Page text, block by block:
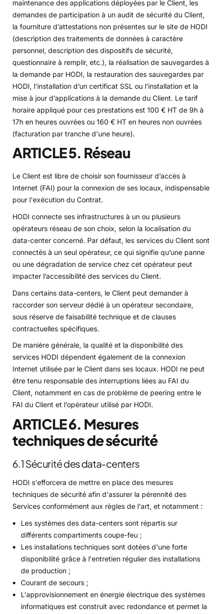
maintenance des applications déployées par le Client, les
demandes de participation à un audit de sécurité du Client,
la fourniture d’attestations non présentes sur le site de HODI
(description des traitements de données à caractère
personnel, description des dispositifs de sécurité,
questionnaire à remplir, etc.), la réalisation de sauvegardes à
la demande par HODI, la restauration des sauvegardes par
HODI, l’installation d’un certificat SSL ou l’installation et la
mise à jour d’applications à la demande du Client. Le tarif
horaire appliqué pour ces prestations est 100 € HT de 9h à
17h en heures ouvrées ou 160 € HT en heures non ouvrées
(facturation par tranche d'une heure).
ARTICLE 5. Réseau
Le Client est libre de choisir son fournisseur d’accès à
Internet (FAI) pour la connexion de ses locaux, indispensable
pour l'exécution du Contrat.
HODI connecte ses infrastructures à un ou plusieurs
opérateurs réseau de son choix, selon la localisation du
data-center concerné. Par défaut, les services du Client sont
connectés à un seul opérateur, ce qui signifie qu’une panne
ou une dégradation de service chez cet opérateur peut
impacter l’accessibilité des services du Client.
Dans certains data-centers, le Client peut demander à
raccorder son serveur dédié à un opérateur secondaire,
sous réserve de faisabilité technique et de clauses
contractuelles spécifiques.
De manière générale, la qualité et la disponibilité des
services HODI dépendent également de la connexion
Internet utilisée par le Client dans ses locaux. HODI ne peut
être tenu responsable des interruptions liées au FAI du
Client, notamment en cas de problème de peering entre le
FAI du Client et l’opérateur utilisé par HODI.
ARTICLE 6. Mesures
techniques de sécurité
6.1 Sécurité des data-centers
HODI s'efforcera de mettre en place des mesures
techniques de sécurité afin d'assurer la pérennité des
Services conformément aux règles de l'art, et notamment :
Les systèmes des data-centers sont répartis sur
différents compartiments coupe-feu ;
Les installations techniques sont dotées d'une forte
disponibilité grâce à l'entretien régulier des installations
de production ;
Courant de secours ;
L'approvisionnement en énergie électrique des systèmes
informatiques est construit avec redondance et permet la